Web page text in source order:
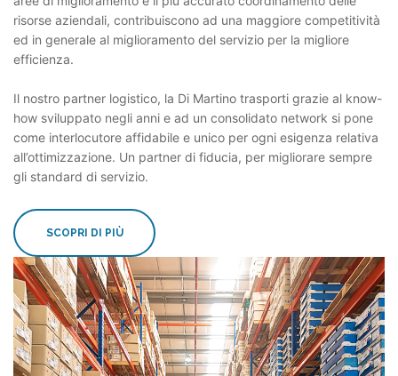
risorse aziendali, contribuiscono ad una maggiore competitività
ed in generale al miglioramento del servizio per la migliore
efficienza.
Il nostro partner logistico, la Di Martino trasporti grazie al know-
how sviluppato negli anni e ad un consolidato network si pone
come interlocutore affidabile e unico per ogni esigenza relativa
all’ottimizzazione. Un partner di fiducia, per migliorare sempre
gli standard di servizio.
SCOPRI DI PIÙ